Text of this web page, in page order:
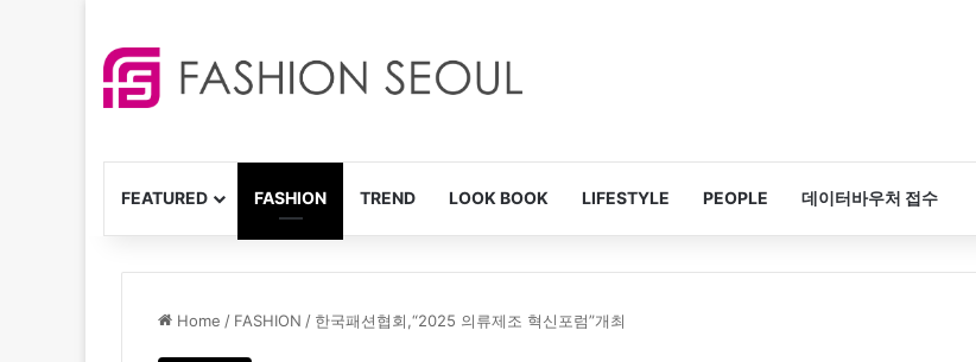
FEATURED FASHION TREND LOOK BOOK LIFESTYLE PEOPLE 데이터바우처 접수
Home / FASHION / 한국패션협회,“2025 의류제조 혁신포럼”개최